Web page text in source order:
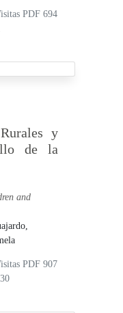
PDF 694
y
de la
and
PDF 907